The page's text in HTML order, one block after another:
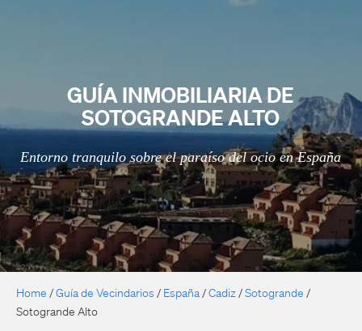
GUÍA INMOBILIARIA DE
SOTOGRANDE ALTO
Entorno tranquilo sobre el paraíso del ocio en España
Home /Guía de Vecindarios / España /Cadiz /Sotogrande /
Sotogrande Alto